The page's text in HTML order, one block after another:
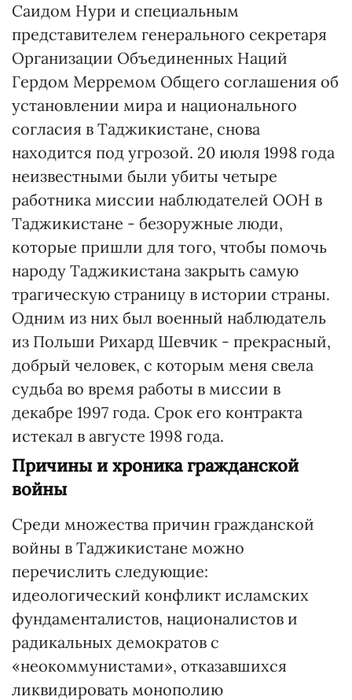
Саидом Нури и специальным
представителем генерального секретаря
Организации Объединенных Наций
Гердом Мерремом Общего соглашения об
установлении мира и национального
согласия в Таджикистане, снова
находится под угрозой. 20 июля 1998 года
неизвестными были убиты четыре
работника миссии наблюдателей ООН в
Таджикистане - безоружные люди,
которые пришли для того, чтобы помочь
народу Таджикистана закрыть самую
трагическую страницу в истории страны.
Одним из них был военный наблюдатель
из Польши Рихард Шевчик - прекрасный,
добрый человек, с которым меня свела
судьба во время работы в миссии в
декабре 1997 года. Срок его контракта
истекал в августе 1998 года.
Причины и хроника гражданской
войны
Среди множества причин гражданской
войны в Таджикистане можно
перечислить следующие:
идеологический конфликт исламских
фундаменталистов, националистов и
радикальных демократов с
«неокоммунистами», отказавшихся
ликвидировать монополию